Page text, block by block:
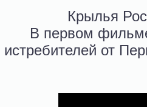
Крылья
В первом
истребителей от